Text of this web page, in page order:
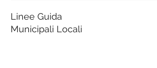
Linee Guida
Municipali Locali